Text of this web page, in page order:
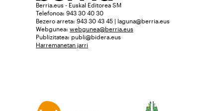
Berria.eus - Euskal Editorea SM
Telefonoa: 943 30 40 30
Bezero arreta: 943 30 43 45 | laguna@berria.eus
Webgunea: webgunea@berria.eus
Publizitatea: publi@bidera.eus
Harremanetan jarri